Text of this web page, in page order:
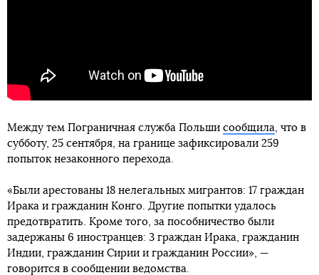
Между тем Пограничная служба Польши сообщила , что в
субботу, 25 сентября, на границе зафиксировали 259
попыток незаконного перехода.
«Были арестованы 18 нелегальных мигрантов: 17 граждан
Ирака и гражданин Конго. Другие попытки удалось
предотвратить. Кроме того, за пособничество были
задержаны 6 иностранцев: 3 граждан Ирака, гражданин
Индии, гражданин Сирии и гражданин России», —
говорится в сообщении ведомства.